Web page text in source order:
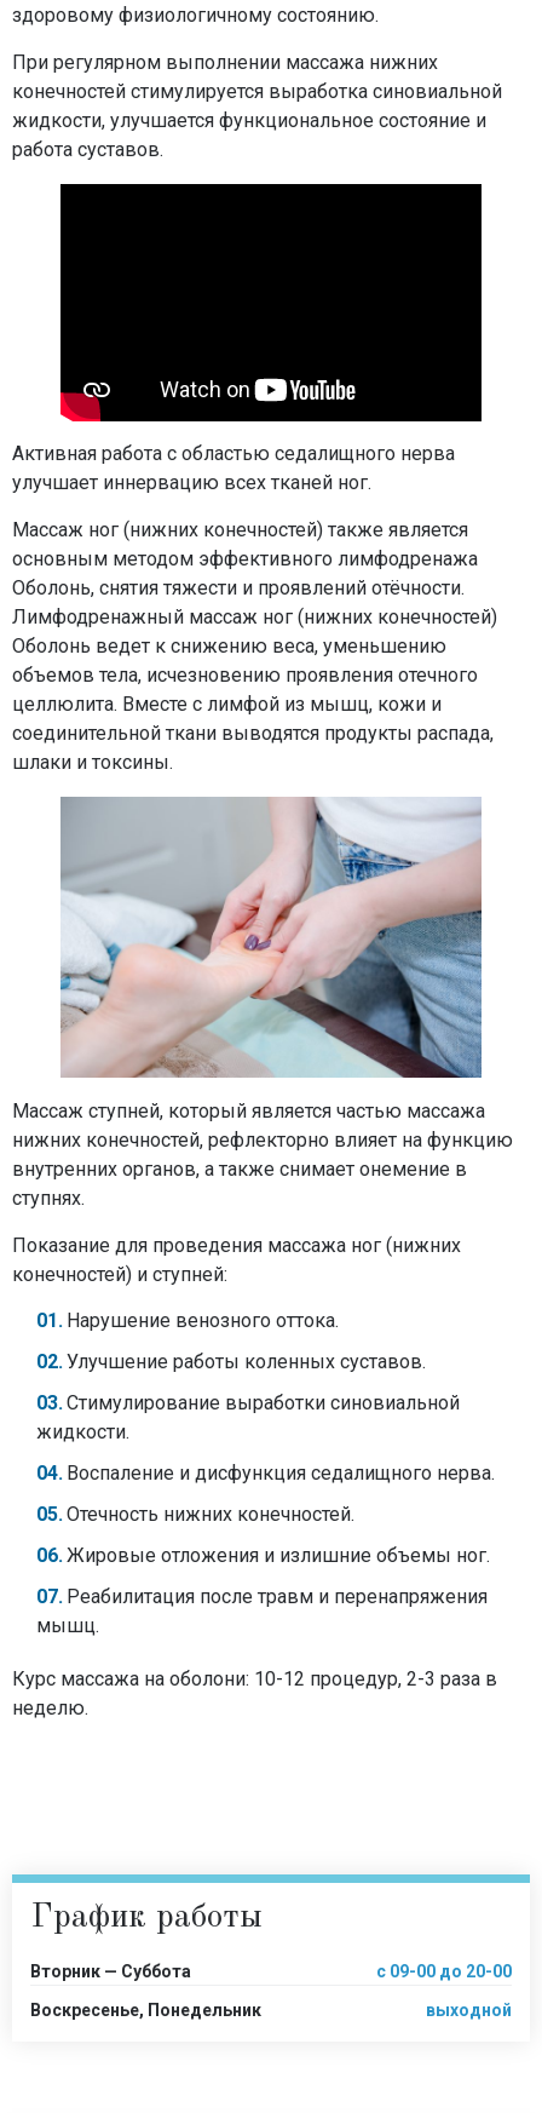
здоровому физиологичному состоянию.
При регулярном выполнении массажа нижних
конечностей стимулируется выработка синовиальной
жидкости, улучшается функциональное состояние и
работа суставов.
Активная работа с областью седалищного нерва
улучшает иннервацию всех тканей ног.
Массаж ног (нижних конечностей) также является
основным методом эффективного лимфодренажа
Оболонь, снятия тяжести и проявлений отёчности.
Лимфодренажный массаж ног (нижних конечностей)
Оболонь ведет к снижению веса, уменьшению
объемов тела, исчезновению проявления отечного
целлюлита. Вместе с лимфой из мышц, кожи и
соединительной ткани выводятся продукты распада,
шлаки и токсины.
Массаж ступней, который является частью массажа
нижних конечностей, рефлекторно влияет на функцию
внутренних органов, а также снимает онемение в
ступнях.
Показание для проведения массажа ног (нижних
конечностей) и ступней:
Нарушение венозного оттока.
Улучшение работы коленных суставов.
Стимулирование выработки синовиальной
жидкости.
Воспаление и дисфункция седалищного нерва.
Отечность нижних конечностей.
Жировые отложения и излишние объемы ног.
Реабилитация после травм и перенапряжения
мышц.
Курс массажа на оболони: 10-12 процедур, 2-3 раза в
неделю.
График работы
Вторник — Суббота
с 09-00 до 20-00
Воскресенье, Понедельник
выходной